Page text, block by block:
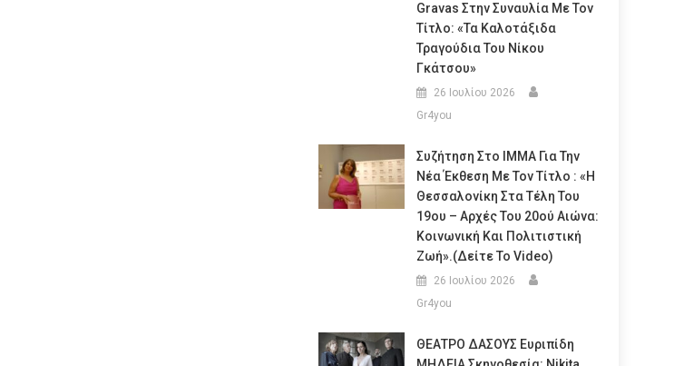
Gravas Στην Συναυλία Με Τον
Τίτλο: «τα Καλοτάξιδα
Τραγούδια Του Νίκου
Γκάτσου»
26 Ιουλίου 2026
Gr4you
Συζήτηση Στο ΙΜΜΑ Για Την
Νέα Έκθεση Με Τον Τίτλο : «Η
Θεσσαλονίκη Στα Τέλη Του
19ου – Αρχές Του 20ού Αιώνα:
Κοινωνική Και Πολιτιστική
Ζωή».(Δείτε Το Video)
26 Ιουλίου 2026
Gr4you
ΘΕΑΤΡΟ ΔΑΣΟΥΣ Ευριπίδη